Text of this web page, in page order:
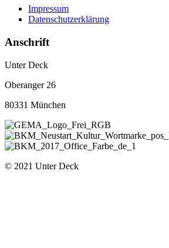
Impressum
Datenschutzerklärung
Anschrift
Unter Deck
Oberanger 26
80331 München
© 2021 Unter Deck